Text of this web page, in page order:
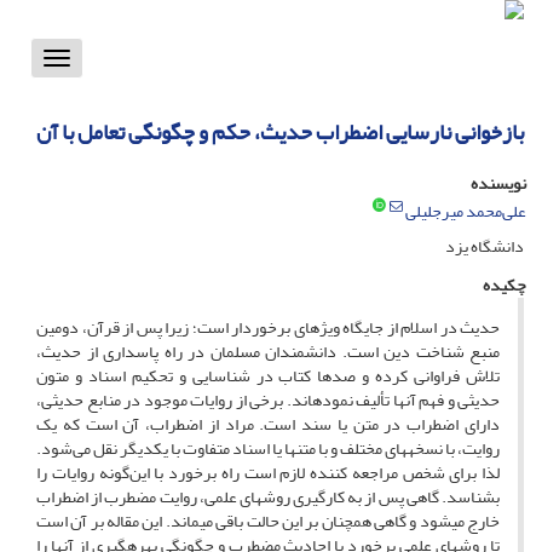
Toggle
بازخوانی نارسایی اضطراب حدیث، حکم و چگونگی تعامل با آن
نویسنده
علی‌محمد میرجلیلی
دانشگاه یزد
چکیده
حدیث در اسلام از جایگاه ویژهای برخوردار است؛ زیرا پس از قرآن، دومین
منبع شناخت دین است. دانشمندان مسلمان در راه پاسداری از حدیث،
تلاش فراوانی کرده و صدها کتاب در شناسایی و تحکیم اسناد و متون
حدیثی و فهم آنها تألیف نمودهاند. برخی از روایات موجود در منابع حدیثی،
دارای اضطراب در متن یا سند است. مراد از اضطراب، آن است که یک
روایت، با نسخههای مختلف و با متنها یا اسناد متفاوت با یکدیگر نقل می‌شود.
لذا برای شخص مراجعه کننده لازم است راه برخورد با این‌گونه روایات را
بشناسد. گاهی پس از به کارگیری روشهای علمی، روایت مضطرب از اضطراب
خارج میشود و گاهی همچنان بر این حالت باقی میماند. این مقاله بر آن است
تا روشهای علمی برخورد با احادیث مضطرب و چگونگی بهرهگیری از آنها را